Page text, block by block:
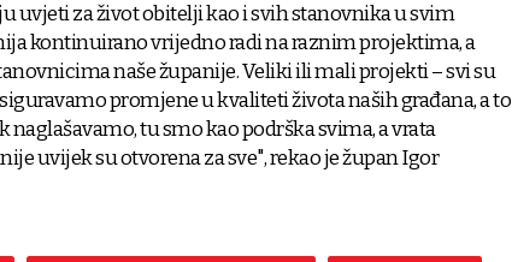
uvjeti za život obitelji kao i svih stanovnika u svim
kontinuirano vrijedno radi na raznim projektima, a
naše županije. Veliki ili mali projekti – svi su
promjene u kvaliteti života naših građana, a to
naglašavamo, tu smo kao podrška svima, a vrata
uvijek su otvorena za sve", rekao je župan Igor